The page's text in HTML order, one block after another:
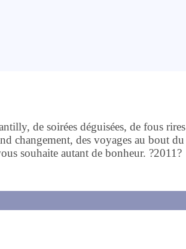
de soirées déguisées, de fous rires
changement, des voyages au bout du
souhaite autant de bonheur. ?2011?